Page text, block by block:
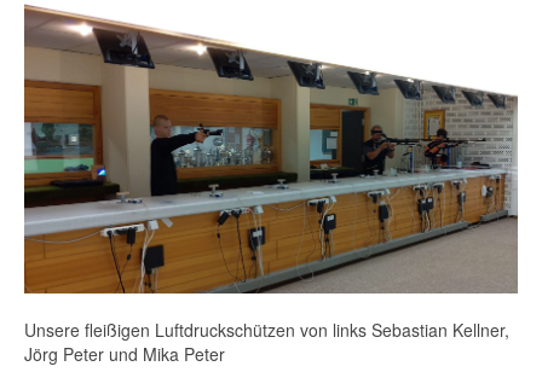
Unsere fleißigen Luftdruckschützen von links Sebastian Kellner,
Jörg Peter und Mika Peter